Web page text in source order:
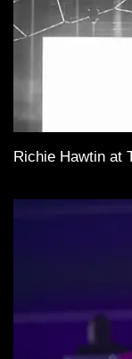
Richie Hawtin at